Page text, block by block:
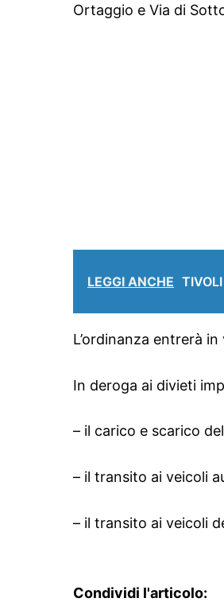
Ortaggio e Via di
LEGGI ANCHE
L’ordinanza entrerà
In deroga ai divieti
– il carico e scarico
– il transito ai veicoli
– il transito ai veicoli
Condividi l'articolo: